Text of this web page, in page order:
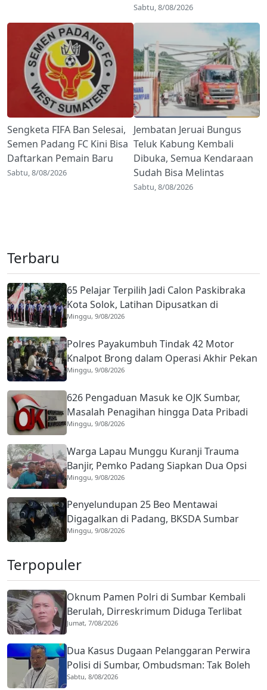
Sabtu, 8/08/2026
Sengketa FIFA Ban Selesai,
Semen Padang FC Kini Bisa
Daftarkan Pemain Baru
Sabtu, 8/08/2026
Jembatan Jeruai Bungus
Teluk Kabung Kembali
Dibuka, Semua Kendaraan
Sudah Bisa Melintas
Sabtu, 8/08/2026
Terbaru
65 Pelajar Terpilih Jadi Calon Paskibraka
Kota Solok, Latihan Dipusatkan di
Lapangan Merdeka
Minggu, 9/08/2026
Polres Payakumbuh Tindak 42 Motor
Knalpot Brong dalam Operasi Akhir Pekan
Minggu, 9/08/2026
626 Pengaduan Masuk ke OJK Sumbar,
Masalah Penagihan hingga Data Pribadi
Mendominasi
Minggu, 9/08/2026
Warga Lapau Munggu Kuranji Trauma
Banjir, Pemko Padang Siapkan Dua Opsi
Relokasi Permanen
Minggu, 9/08/2026
Penyelundupan 25 Beo Mentawai
Digagalkan di Padang, BKSDA Sumbar
Buru Pemesan
Minggu, 9/08/2026
Terpopuler
Oknum Pamen Polri di Sumbar Kembali
Berulah, Dirreskrimum Diduga Terlibat
Kekerasan dengan Seorang Sopir
Jumat, 7/08/2026
Dua Kasus Dugaan Pelanggaran Perwira
Polisi di Sumbar, Ombudsman: Tak Boleh
Ada Toleransi
Sabtu, 8/08/2026